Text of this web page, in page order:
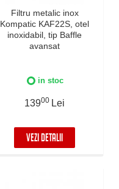
Filtru metalic inox
Kompatic KAF22S, otel
inoxidabil, tip Baffle
avansat
in stoc
13900 Lei
VEZI DETALII